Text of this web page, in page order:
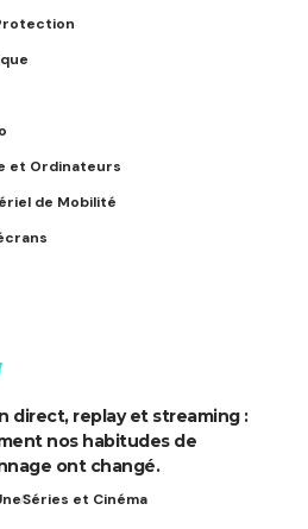
et Ordinateurs
de Mobilité
direct, replay et streaming :
nos habitudes de
ont changé.
Séries et Cinéma